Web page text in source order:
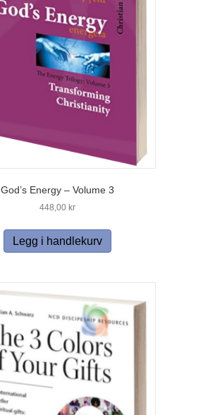
God’s Energy – Volume 3
448,00 kr
Legg i handlekurv